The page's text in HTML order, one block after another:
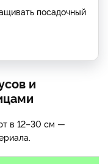
посадочный
и
в 12–30 см —